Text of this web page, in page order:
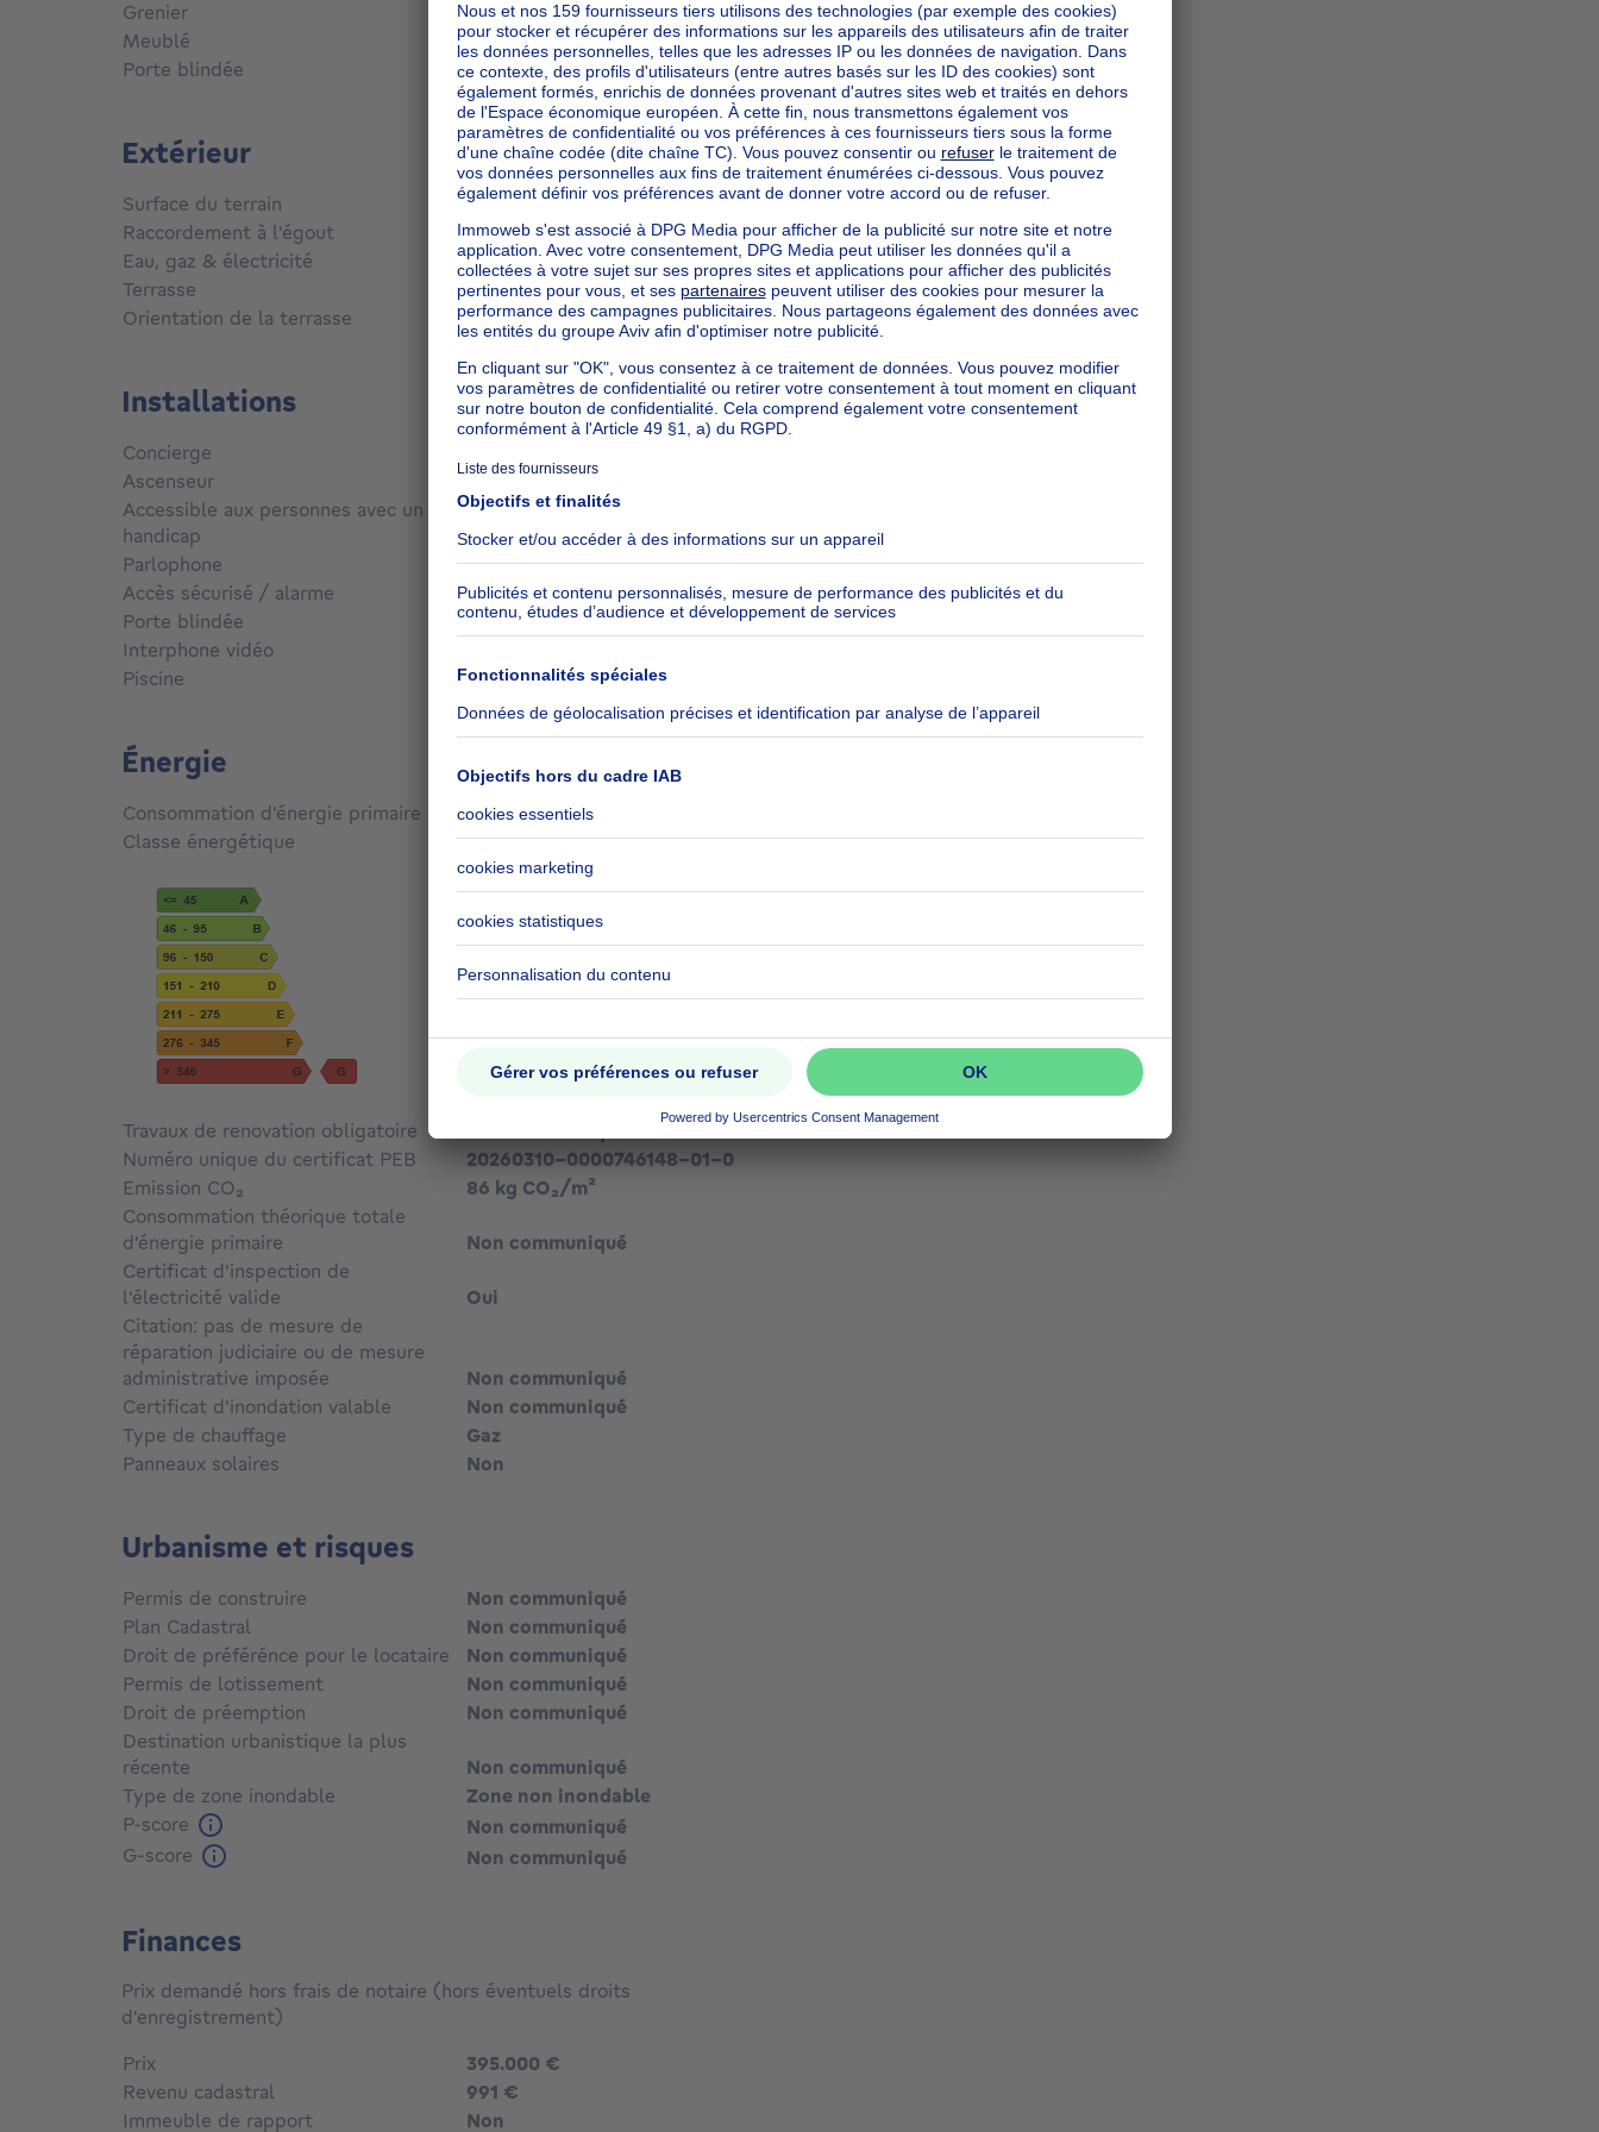
Grenier
Oui
Meublé
Non
Porte blindée
Non
Extérieur
Surface du terrain 220m² mètres carrés
Raccordement à l'égout
Connecté
Eau, gaz & électricité
Oui
Terrasse
Oui
Orientation de la terrasse
Sud
Installations
Concierge
Ascenseur
Non
Accessible aux personnes avec un
handicap
Non
Parlophone
Oui
Accès sécurisé / alarme
Non
Porte blindée
Non
Interphone vidéo
Piscine
Non
Énergie
Consommation d'énergie primaire 433kWh/m² kilowattheure par mètres carrés
Classe énergétique
G
Travaux de renovation obligatoire
Numéro unique du certificat PEB
20260310-0000746148-01-0
Emission CO₂
86 kg CO₂/m²
Consommation théorique totale
d'énergie primaire
Non communiqué
Certificat d'inspection de
l'électricité valide
Oui
Citation: pas de mesure de
réparation judiciaire ou de mesure
administrative imposée
Non communiqué
Certificat d'inondation valable
Non communiqué
Type de chauffage
Gaz
Panneaux solaires
Non
Urbanisme et risques
Permis de construire
Non communiqué
Plan Cadastral
Non communiqué
Droit de préférénce pour le locataire
Non communiqué
Permis de lotissement
Non communiqué
Droit de préemption
Non communiqué
Destination urbanistique la plus
récente
Non communiqué
Type de zone inondable
Zone non inondable
P-score
Non communiqué
G-score
Non communiqué
Finances
Prix demandé hors frais de notaire (hors éventuels droits
d'enregistrement)
Prix
395.000 €
Revenu cadastral
991 €
Immeuble de rapport
Non